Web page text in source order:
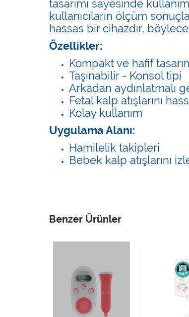
tasarımı sayesinde
kullanıcıların ölçüm
hassas bir cihazdır,
Özellikler:
Kompakt ve hafif
Taşınabilir - Konsol tipi
Arkadan aydınlatmalı
Fetal kalp atışlarını
Kolay kullanım
Uygulama Alanı:
Hamilelik takipleri
Bebek kalp atışlarını
Benzer Ürünler